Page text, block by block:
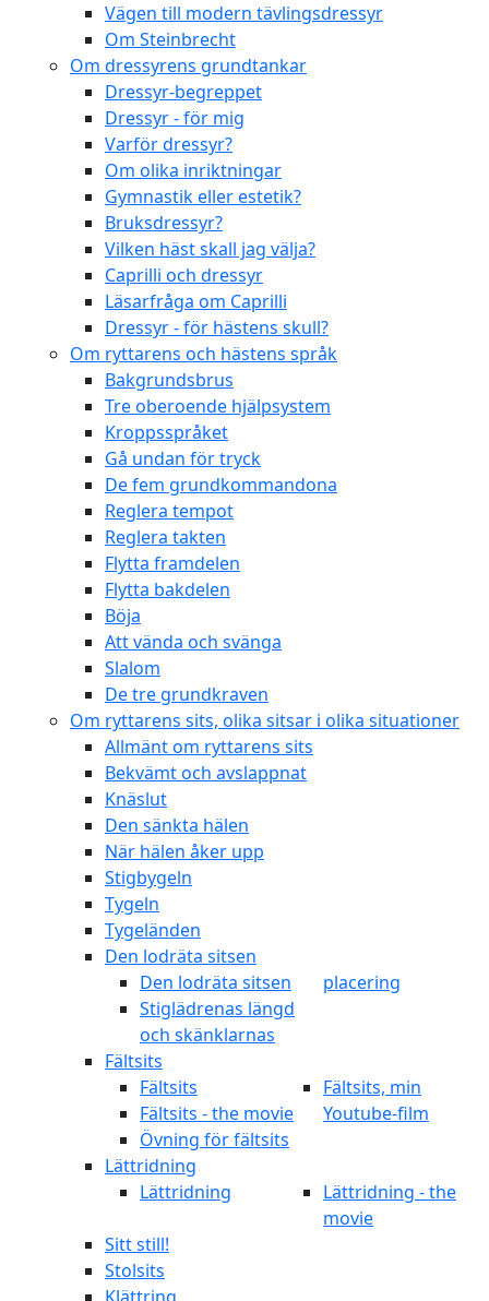
Vägen till modern tävlingsdressyr
Om Steinbrecht
Om dressyrens grundtankar
Dressyr-begreppet
Dressyr - för mig
Varför dressyr?
Om olika inriktningar
Gymnastik eller estetik?
Bruksdressyr?
Vilken häst skall jag välja?
Caprilli och dressyr
Läsarfråga om Caprilli
Dressyr - för hästens skull?
Om ryttarens och hästens språk
Bakgrundsbrus
Tre oberoende hjälpsystem
Kroppsspråket
Gå undan för tryck
De fem grundkommandona
Reglera tempot
Reglera takten
Flytta framdelen
Flytta bakdelen
Böja
Att vända och svänga
Slalom
De tre grundkraven
Om ryttarens sits, olika sitsar i olika situationer
Allmänt om ryttarens sits
Bekvämt och avslappnat
Knäslut
Den sänkta hälen
När hälen åker upp
Stigbygeln
Tygeln
Tygeländen
Den lodräta sitsen
Den lodräta sitsen
Stiglädrenas längd
och skänklarnas
placering
Fältsits
Fältsits
Fältsits - the movie
Övning för fältsits
Fältsits, min
Youtube-film
Lättridning
Lättridning
Lättridning - the
movie
Sitt still!
Stolsits